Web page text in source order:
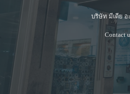
บริษัท มีเดีย อ
Contact